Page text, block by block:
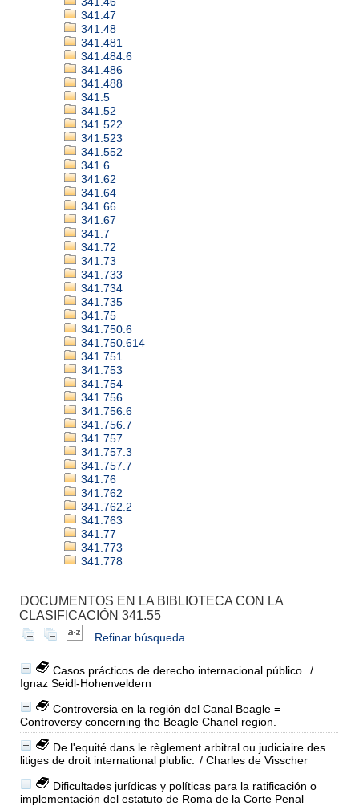
341.47
341.48
341.481
341.484.6
341.486
341.488
341.5
341.52
341.522
341.523
341.552
341.6
341.62
341.64
341.66
341.67
341.7
341.72
341.73
341.733
341.734
341.735
341.75
341.750.6
341.750.614
341.751
341.753
341.754
341.756
341.756.6
341.756.7
341.757
341.757.3
341.757.7
341.76
341.762
341.762.2
341.763
341.77
341.773
341.778
DOCUMENTOS EN LA BIBLIOTECA CON LA
CLASIFICACIÓN 341.55
Refinar búsqueda
Casos prácticos de derecho internacional público.
/
Ignaz Seidl-Hohenveldern
Controversia en la región del Canal Beagle =
Controversy concerning the Beagle Chanel region.
De l'equité dans le règlement arbitral ou judiciaire des
litiges de droit international plublic.
/ Charles de Visscher
Dificultades jurídicas y políticas para la ratificación o
implementación del estatuto de Roma de la Corte Penal